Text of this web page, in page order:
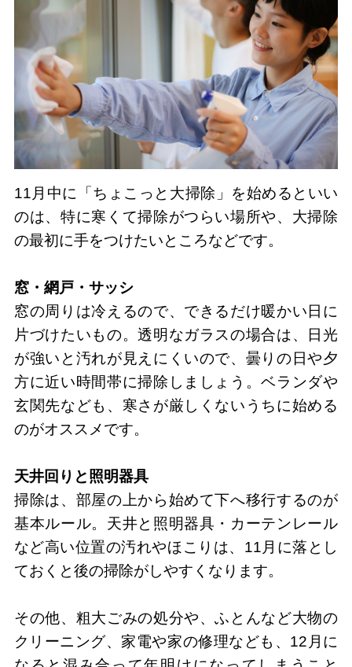
11月中に「ちょこっと大掃除」を始めるといい
のは、特に寒くて掃除がつらい場所や、大掃除
の最初に手をつけたいところなどです。
窓・網戸・サッシ
窓の周りは冷えるので、できるだけ暖かい日に
片づけたいもの。透明なガラスの場合は、日光
が強いと汚れが見えにくいので、曇りの日や夕
方に近い時間帯に掃除しましょう。ベランダや
玄関先なども、寒さが厳しくないうちに始める
のがオススメです。
天井回りと照明器具
掃除は、部屋の上から始めて下へ移行するのが
基本ルール。天井と照明器具・カーテンレール
など高い位置の汚れやほこりは、11月に落とし
ておくと後の掃除がしやすくなります。
その他、粗大ごみの処分や、ふとんなど大物の
クリーニング、家電や家の修理なども、12月に